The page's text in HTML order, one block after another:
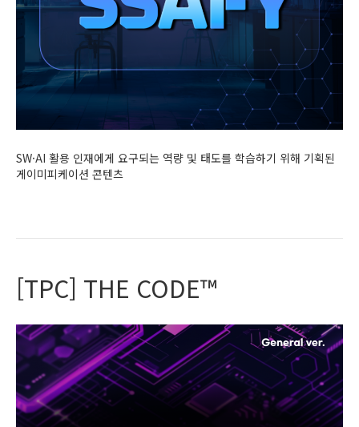
SW·AI 활용 인재에게 요구되는 역량 및 태도를 학습하기 위해 기획된
게이미피케이션 콘텐츠
[TPC] THE CODE™